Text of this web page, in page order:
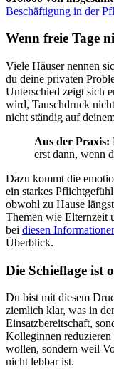
Beschäftigung in der
Wenn freie Tage
Viele Häuser nennen
du deine privaten
Unterschied zeigt sich
wird, Tauschdruck
nicht ständig auf
Aus der Praxis:
erst dann, wenn
Dazu kommt die
ein starkes
obwohl zu Hause
Themen wie Elternzeit
bei diesen
Überblick.
Die Schieflage ist
Du bist mit diesem
ziemlich klar, was in
Einsatzbereitschaft,
Kolleginnen
wollen, sondern weil
nicht lebbar ist.